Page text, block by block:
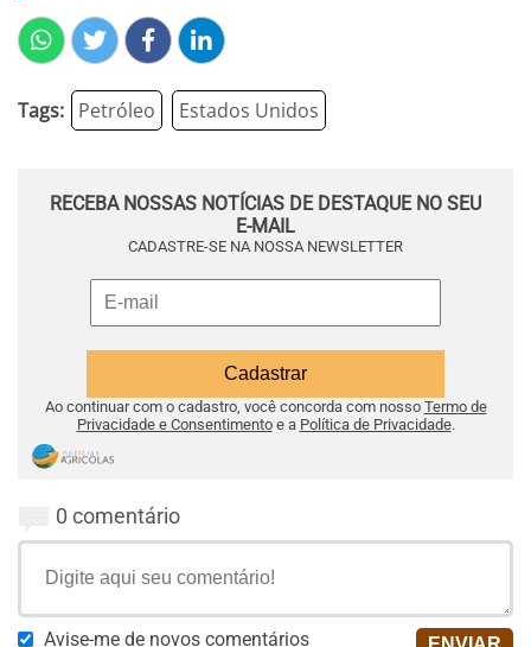
Tags: Petróleo Estados Unidos
RECEBA NOSSAS NOTÍCIAS DE DESTAQUE NO SEU
E-MAIL
CADASTRE-SE NA NOSSA NEWSLETTER
Ao continuar com o cadastro, você concorda com nosso Termo de
Privacidade e Consentimentoe a Política de Privacidade.
0 comentário
Avise-me de novos comentários